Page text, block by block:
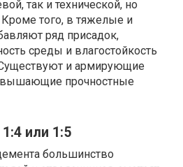
так и технической, но
Кроме того, в тяжелые и
ряд присадок,
среды и влагостойкость
и армирующие
прочностные
или 1:5
большинство